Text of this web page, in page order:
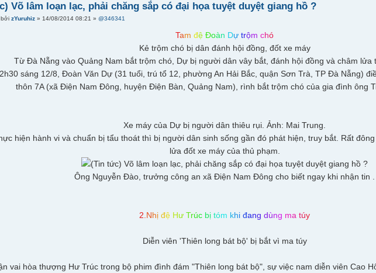
Võ lâm loạn lạc, phải chăng sắp có đại họa tuyệt duyệt giang hồ ?
bởizYuruhiz » 14/08/2014 08:21 »@346341
Tam đệ Đoàn Dự trộm chó
Kẻ trộm chó bị dân đánh hội đồng, đốt xe máy
Từ Đà Nẵng vào Quảng Nam bắt trộm chó, Dự bị người dân vây bắt, đánh hội đồng và châm lửa
sáng 12/8, Đoàn Văn Dự (31 tuổi, trú tổ 12, phường An Hải Bắc, quận Sơn Trà, TP Đà Nẵng)
thôn 7A (xã Điện Nam Đông, huyện Điện Bàn, Quảng Nam), rình bắt trộm chó của gia đình ông
Xe máy của Dự bị người dân thiêu rụi. Ảnh: Mai Trung.
hiện hành vi và chuẩn bị tẩu thoát thì bị người dân sinh sống gần đó phát hiện, truy bắt. Rất
lửa đốt xe máy của thủ phạm.
Ông Nguyễn Đào, trưởng công an xã Điện Nam Đông cho biết ngay khi nhận tin .
2 Nhị đệ Hư Trúc bị tóm khi đang dùng ma túy
Diễn viên 'Thiên long bát bộ' bị bắt vì ma túy
vai hòa thượng Hư Trúc trong bộ phim đình đám "Thiên long bát bộ", sự việc nam diễn viên Cao